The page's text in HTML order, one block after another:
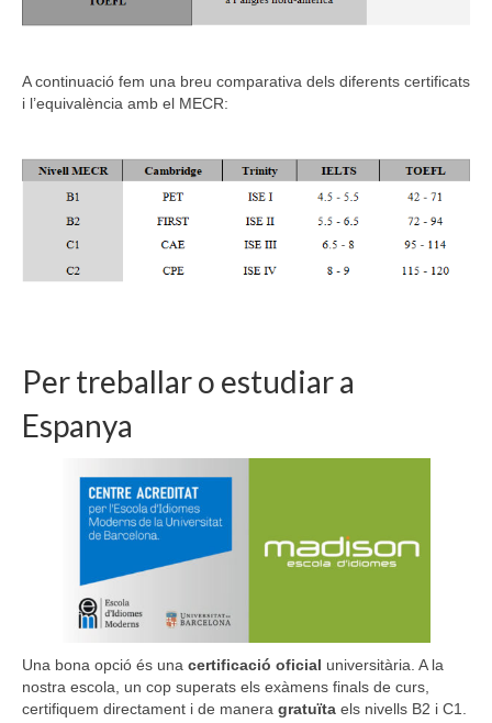
A continuació fem una breu comparativa dels diferents certificats
i l’equivalència amb el MECR:
Per treballar o estudiar a
Espanya
Una bona opció és una certificació oficial universitària. A la
nostra escola, un cop superats els exàmens finals de curs,
certifiquem directament i de manera gratuïta els nivells B2 i C1.